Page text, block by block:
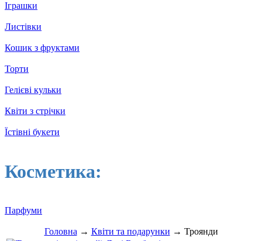
Іграшки
Листівки
Кошик з фруктами
Торти
Гелієві кульки
Квіти з стрічки
Їстівні букети
Косметика:
Парфуми
Головна → Квіти та подарунки → Троянди